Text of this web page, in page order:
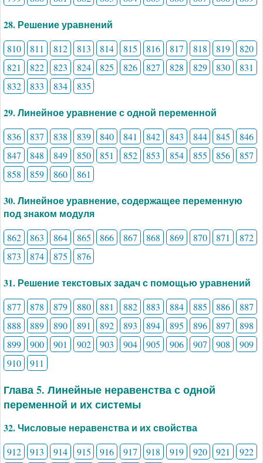
28. Решение уравнений
810 811 812 813 814 815 816 817 818 819
820
821
822 823 824 825 826 827 828 829 830
831
832
833 834 835
29. Линейное уравнение с одной переменной
836 837 838 839 840 841 842 843 844 845
846
847
848 849 850 851 852 853 854 855 856
857
858
859 860 861
30. Линейное уравнение, содержащее переменную
под знаком модуля
862 863 864 865 866 867 868 869 870 871
872
873
874 875 876
31. Решение текстовых задач с помощью уравнений
877 878 879 880 881 882 883 884 885 886
887
888
889 890 891 892 893 894 895 896 897
898
899
900 901 902 903 904 905 906 907 908
909
910
911
Глава 5. Линейные неравенства с одной
переменной и их системы
32. Числовые неравенства и их свойства
912 913 914 915 916 917 918 919 920 921
922